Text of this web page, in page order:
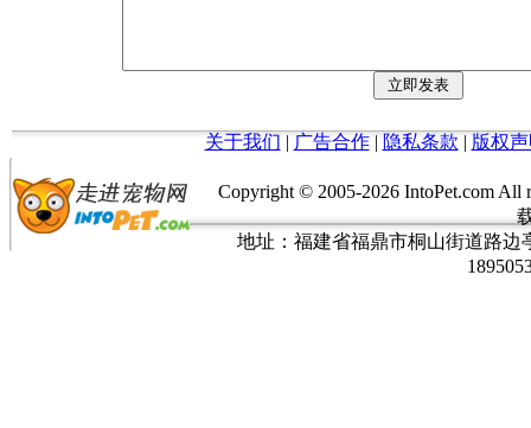
关于我们 | 广告合作| 隐私条款 | 版权
Copyright © 2005-2026 IntoPet.com
地址：福建省福鼎市桐山街道路边